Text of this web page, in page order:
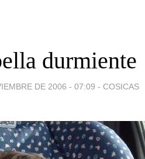
durmiente
DE 2006 - 07:09 - COSICAS